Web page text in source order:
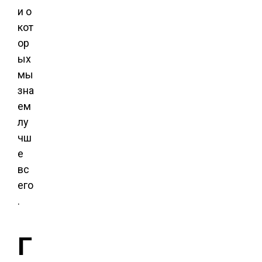
и о
кот
ор
ых
мы
зна
ем
лу
чш
е
вс
его
.
Г